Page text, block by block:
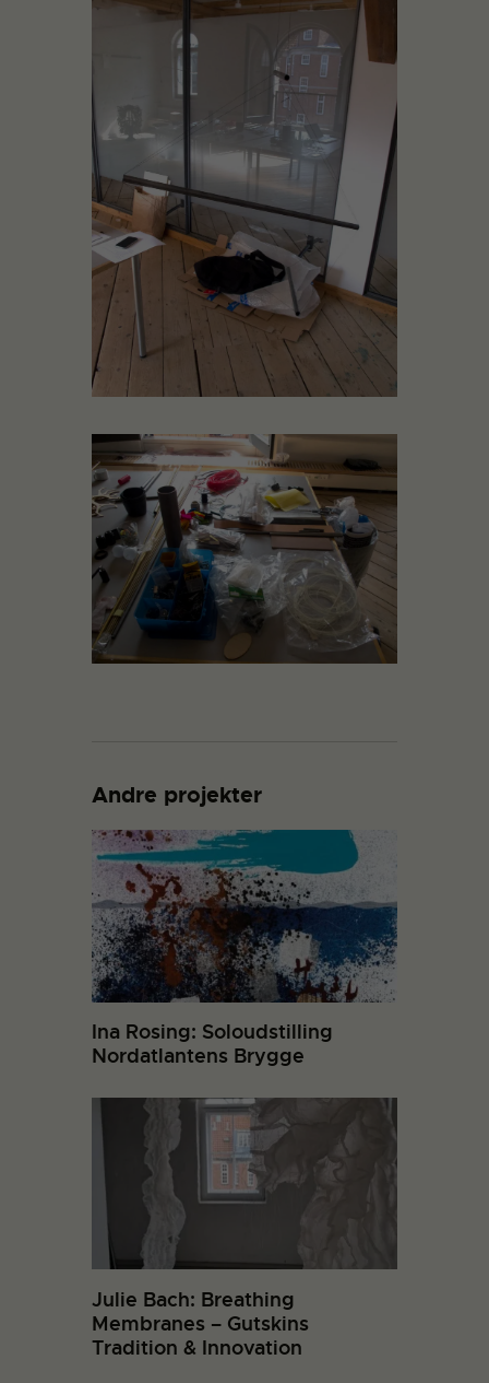
Andre projekter
Ina Rosing: Soloudstilling
Nordatlantens Brygge
Julie Bach: Breathing
Membranes – Gutskins
Tradition & Innovation